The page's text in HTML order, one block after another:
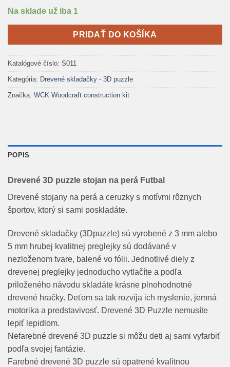
Na sklade už iba 1
PRIDAŤ DO KOŠÍKA
Katalógové číslo: S011
Kategória: Drevené skladačky - 3D puzzle
Značka: WCK Woodcraft construction kit
POPIS
Drevené 3D puzzle stojan na perá Futbal
Drevené stojany na perá a ceruzky s motívmi rôznych
športov, ktorý si sami poskladáte.
Drevené skladačky (3Dpuzzle) sú vyrobené z 3 mm alebo
5 mm hrubej kvalitnej preglejky sú dodávané v
nezloženom tvare, balené vo fólii. Jednotlivé diely z
drevenej preglejky jednoducho vytlačíte a podľa
priloženého návodu skladáte krásne plnohodnotné
drevené hračky. Deťom sa tak rozvíja ich myslenie, jemná
motorika a predstavivosť. Drevené 3D Puzzle nemusíte
lepiť lepidlom.
Nefarebné drevené 3D puzzle si môžu deti aj sami vyfarbiť
podľa svojej fantázie.
Farebné drevené 3D puzzle sú opatrené kvalitnou